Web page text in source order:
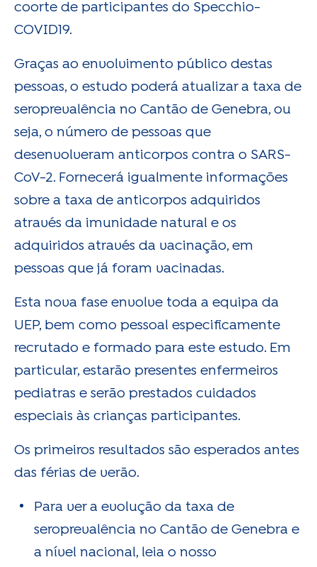
coorte de participantes do Specchio-
COVID19.
Graças ao envolvimento público destas
pessoas, o estudo poderá atualizar a taxa de
seroprevalência no Cantão de Genebra, ou
seja, o número de pessoas que
desenvolveram anticorpos contra o SARS-
CoV-2. Fornecerá igualmente informações
sobre a taxa de anticorpos adquiridos
através da imunidade natural e os
adquiridos através da vacinação, em
pessoas que já foram vacinadas.
Esta nova fase envolve toda a equipa da
UEP, bem como pessoal especificamente
recrutado e formado para este estudo. Em
particular, estarão presentes enfermeiros
pediatras e serão prestados cuidados
especiais às crianças participantes.
Os primeiros resultados são esperados antes
das férias de verão.
Para ver a evolução da taxa de
seroprevalência no Cantão de Genebra e
a nível nacional, leia o nosso